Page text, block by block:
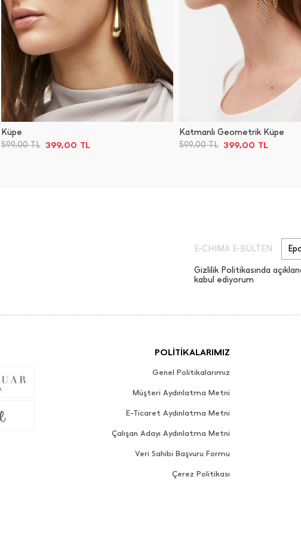
Küpe
599,00TL 399,00 TL
Katmanlı Geometrik Küpe
599,00TL 399,00 TL
E-CHIMA E-BÜLTEN
Gizlilik Politikasında
kabul ediyorum
POLİTİKALARIMIZ
Genel Politikalarımız
Müşteri Aydınlatma Metni
E-Ticaret Aydınlatma Metni
Çalışan Adayı Aydınlatma Metni
Veri Sahibi Başvuru Formu
Çerez Politikası